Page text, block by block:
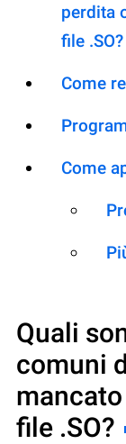
perdita
file .SO?
Come
Come
Quali
comuni
file .SO?